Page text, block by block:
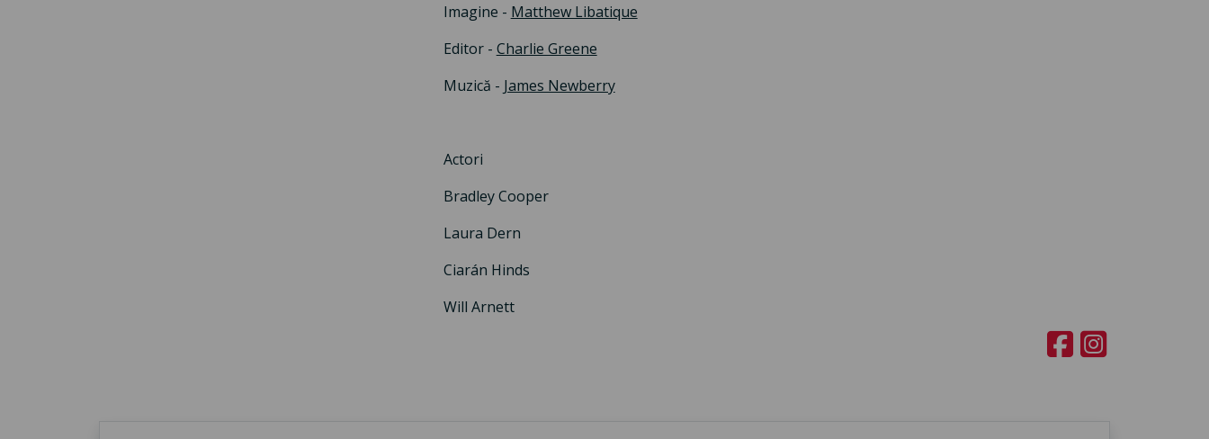
Imagine - Matthew Libatique
Editor - Charlie Greene
Muzică - James Newberry
Actori
Bradley Cooper
Laura Dern
Ciarán Hinds
Will Arnett